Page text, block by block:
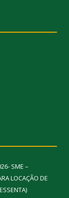
SME –
LOCAÇÃO DE